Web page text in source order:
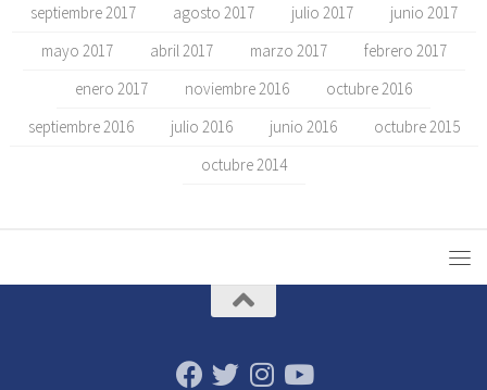
septiembre 2017
agosto 2017 julio 2017
junio 2017
mayo 2017
abril 2017 marzo 2017
febrero 2017
enero 2017
noviembre 2016
octubre 2016
septiembre 2016
julio 2016 junio 2016
octubre 2015
octubre 2014